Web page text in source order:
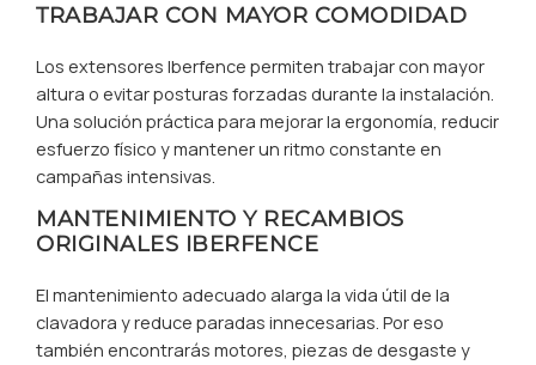
TRABAJAR CON MAYOR COMODIDAD
Los extensores Iberfence permiten trabajar con mayor
altura o evitar posturas forzadas durante la instalación.
Una solución práctica para mejorar la ergonomía, reducir
esfuerzo físico y mantener un ritmo constante en
campañas intensivas.
MANTENIMIENTO Y RECAMBIOS
ORIGINALES IBERFENCE
El mantenimiento adecuado alarga la vida útil de la
clavadora y reduce paradas innecesarias. Por eso
también encontrarás motores, piezas de desgaste y